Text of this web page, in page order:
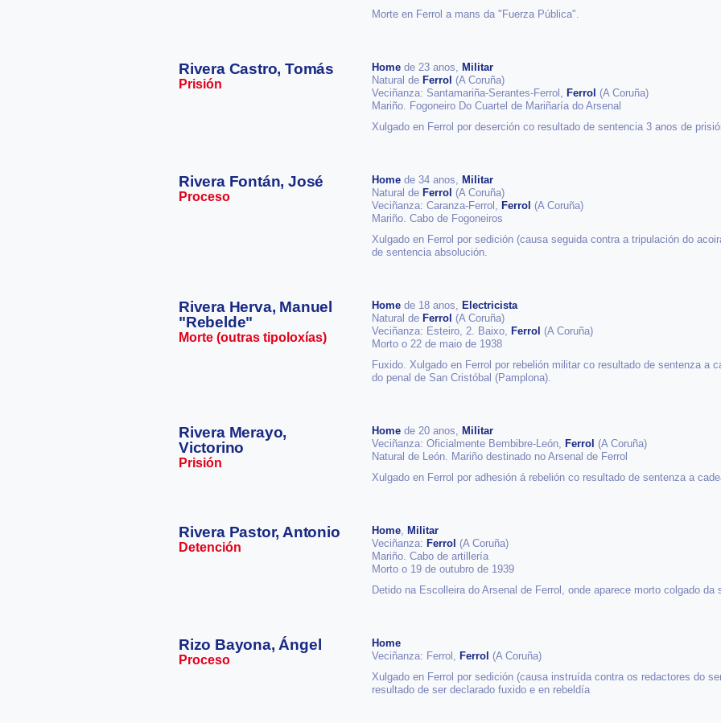
Morte en Ferrol a mans da "Fuerza Pública".
Rivera Castro, Tomás
Prisión
Home de 23 anos, Militar
Natural de Ferrol (A Coruña)
Veciñanza: Santamariña-Serantes-Ferrol, Ferrol (A Coruña)
Mariño. Fogoneiro Do Cuartel de Mariñaría do Arsenal
Xulgado en Ferrol por deserción co resultado de sentencia 3 anos de
Rivera Fontán, José
Proceso
Home de 34 anos, Militar
Natural de Ferrol (A Coruña)
Veciñanza: Caranza-Ferrol, Ferrol (A Coruña)
Mariño. Cabo de Fogoneiros
Xulgado en Ferrol por sedición (causa seguida contra a tripulación do
de sentencia absolución.
Rivera Herva, Manuel
"Rebelde"
Morte (outras tipoloxías)
Home de 18 anos, Electricista
Natural de Ferrol (A Coruña)
Veciñanza: Esteiro, 2. Baixo, Ferrol (A Coruña)
Morto o 22 de maio de 1938
Fuxido. Xulgado en Ferrol por rebelión militar co resultado de sentenza a
do penal de San Cristóbal (Pamplona).
Rivera Merayo,
Victorino
Prisión
Home de 20 anos, Militar
Veciñanza: Oficialmente Bembibre-León, Ferrol (A Coruña)
Natural de León. Mariño destinado no Arsenal de Ferrol
Xulgado en Ferrol por adhesión á rebelión co resultado de sentenza a
Rivera Pastor, Antonio
Detención
Home, Militar
Veciñanza: Ferrol (A Coruña)
Mariño. Cabo de artillería
Morto o 19 de outubro de 1939
Detido na Escolleira do Arsenal de Ferrol, onde aparece morto colgado da
Rizo Bayona, Ángel
Proceso
Home
Veciñanza: Ferrol, Ferrol (A Coruña)
Xulgado en Ferrol por sedición (causa instruída contra os redactores do
resultado de ser declarado fuxido e en rebeldía